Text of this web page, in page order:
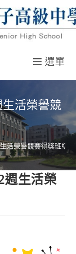
選單
活榮譽競
活榮譽競賽得獎班級
生活榮